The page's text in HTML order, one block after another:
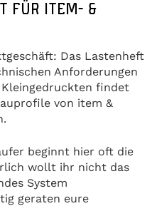
FÜR ITEM- &
Das Lastenheft
Anforderungen
findet
von item &
beginnt hier oft die
wollt ihr nicht das
System
geraten eure